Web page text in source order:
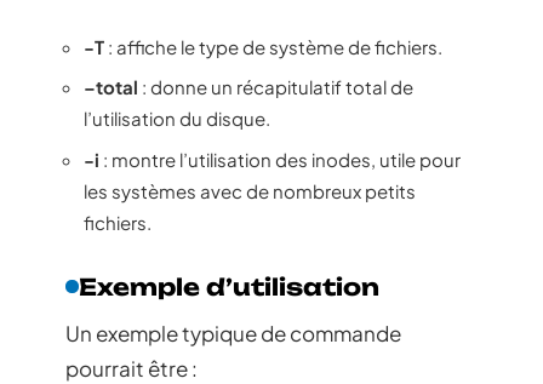
-T : affiche le type de système de fichiers.
–total : donne un récapitulatif total de
l’utilisation du disque.
-i : montre l’utilisation des inodes, utile pour
les systèmes avec de nombreux petits
fichiers.
Exemple d’utilisation
Un exemple typique de commande
pourrait être :